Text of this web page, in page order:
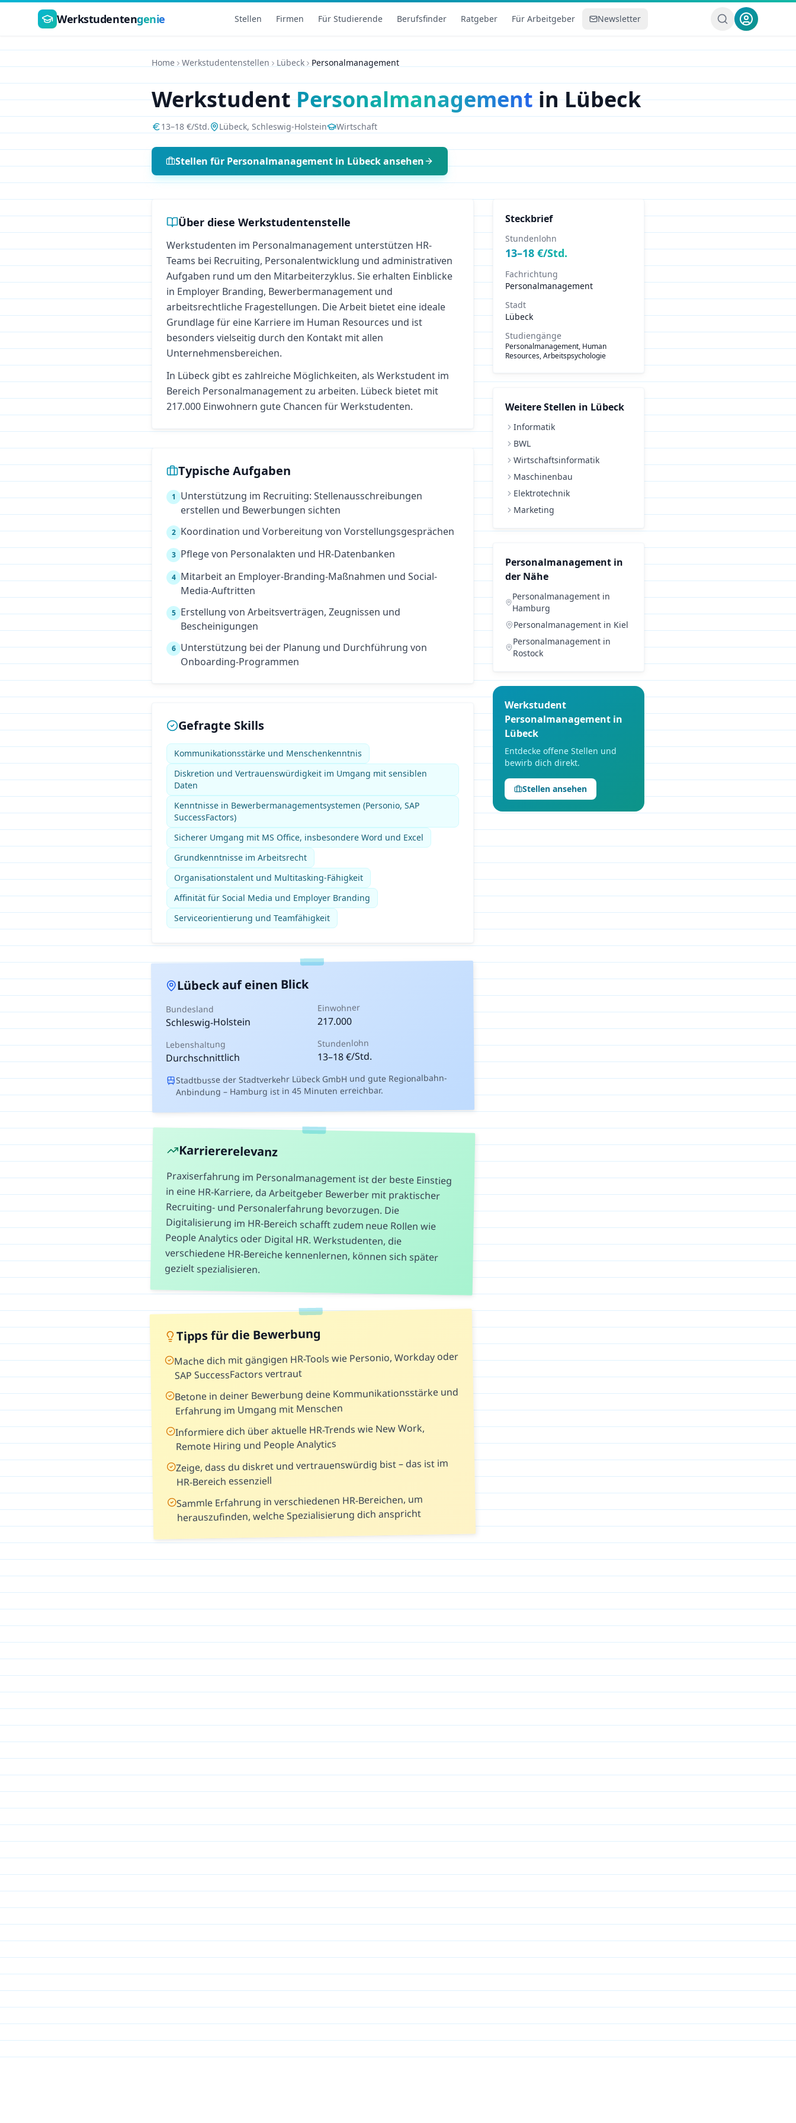
Zum Hauptinhalt springen
Werkstudentengenie Stellen Firmen Für Studierende Berufsfinder Ratgeber Für Arbeitgeber Newsletter
Home Werkstudentenstellen Lübeck Personalmanagement
WerkstudentPersonalmanagementinLübeck
13–18 €/Std. Lübeck, Schleswig-Holstein Wirtschaft
Stellen für Personalmanagement in Lübeckansehen
Über diese Werkstudentenstelle
Werkstudenten im Personalmanagement unterstützen HR-
Teams bei Recruiting, Personalentwicklung und administrativen
Aufgaben rund um den Mitarbeiterzyklus. Sie erhalten Einblicke
in Employer Branding, Bewerbermanagement und
arbeitsrechtliche Fragestellungen. Die Arbeit bietet eine ideale
Grundlage für eine Karriere im Human Resources und ist
besonders vielseitig durch den Kontakt mit allen
Unternehmensbereichen.
In Lübeck gibt es zahlreiche Möglichkeiten, als Werkstudent im
Bereich Personalmanagementzu arbeiten. Lübeck bietet mit
217.000 Einwohnern gute Chancen für Werkstudenten.
Typische Aufgaben
1
Unterstützung im Recruiting: Stellenausschreibungen
erstellen und Bewerbungen sichten
2 Koordination und Vorbereitung von Vorstellungsgesprächen
3 Pflege von Personalakten und HR-Datenbanken
4 Mitarbeit an Employer-Branding-Maßnahmen und Social-
Media-Auftritten
5 Erstellung von Arbeitsverträgen, Zeugnissen und
Bescheinigungen
6 Unterstützung bei der Planung und Durchführung von
Onboarding-Programmen
Gefragte Skills
Kommunikationsstärke und Menschenkenntnis
Diskretion und Vertrauenswürdigkeit im Umgang mit sensiblen
Daten
Kenntnisse in Bewerbermanagementsystemen (Personio, SAP
SuccessFactors)
Sicherer Umgang mit MS Office, insbesondere Word und Excel
Grundkenntnisse im Arbeitsrecht
Organisationstalent und Multitasking-Fähigkeit
Affinität für Social Media und Employer Branding
Serviceorientierung und Teamfähigkeit
Lübeckauf einen Blick
Bundesland
Schleswig-Holstein
Einwohner
217.000
Lebenshaltung
Durchschnittlich
Stundenlohn
13–18€/Std.
Stadtbusse der Stadtverkehr Lübeck GmbH und gute Regionalbahn-
Anbindung – Hamburg ist in 45 Minuten erreichbar.
Karriererelevanz
Praxiserfahrung im Personalmanagement ist der beste Einstieg
in eine HR-Karriere, da Arbeitgeber Bewerber mit praktischer
Recruiting- und Personalerfahrung bevorzugen. Die
Digitalisierung im HR-Bereich schafft zudem neue Rollen wie
People Analytics oder Digital HR. Werkstudenten, die
verschiedene HR-Bereiche kennenlernen, können sich später
gezielt spezialisieren.
Tipps für die Bewerbung
Mache dich mit gängigen HR-Tools wie Personio, Workday oder
SAP SuccessFactors vertraut
Betone in deiner Bewerbung deine Kommunikationsstärke und
Erfahrung im Umgang mit Menschen
Informiere dich über aktuelle HR-Trends wie New Work,
Remote Hiring und People Analytics
Zeige, dass du diskret und vertrauenswürdig bist – das ist im
HR-Bereich essenziell
Sammle Erfahrung in verschiedenen HR-Bereichen, um
herauszufinden, welche Spezialisierung dich anspricht
Steckbrief
Stundenlohn
13–18 €/Std.
Fachrichtung
Personalmanagement
Stadt
Lübeck
Studiengänge
Personalmanagement, Human
Resources, Arbeitspsychologie
Weitere Stellen in Lübeck
Informatik
BWL
Wirtschaftsinformatik
Maschinenbau
Elektrotechnik
Marketing
Personalmanagement in
der Nähe
Personalmanagement in
Hamburg
Personalmanagement in Kiel
Personalmanagementin
Rostock
Werkstudent
Personalmanagement in
Lübeck
Entdecke offene Stellen und
bewirb dich direkt.
Stellen ansehen